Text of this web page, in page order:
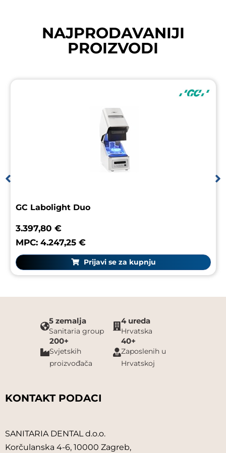
NAJPRODAVANIJI
PROIZVODI
GC Labolight Duo
3.397,80 €
MPC: 4.247,25 €
Prijavi se za kupnju
5 zemalja
Sanitaria group
4 ureda
Hrvatska
200+
Svjetskih
proizvođača
40+
Zaposlenih u
Hrvatskoj
KONTAKT PODACI
SANITARIA DENTAL d.o.o.
Korčulanska 4-6, 10000 Zagreb,